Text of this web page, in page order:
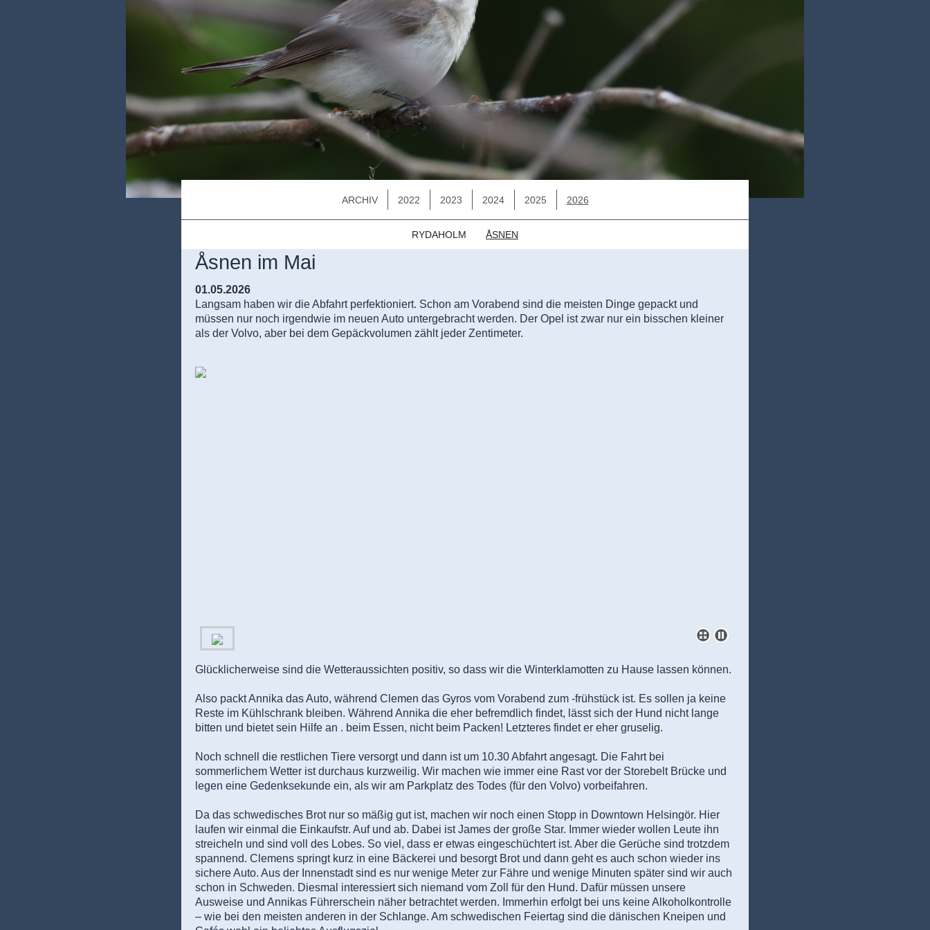
ARCHIV 2022 2023 2024 2025 2026
RYDAHOLM ÅSNEN
Åsnen im Mai
01.05.2026
Langsam haben wir die Abfahrt perfektioniert. Schon am Vorabend sind die meisten Dinge gepackt und
müssen nur noch irgendwie im neuen Auto untergebracht werden. Der Opel ist zwar nur ein bisschen kleiner
als der Volvo, aber bei dem Gepäckvolumen zählt jeder Zentimeter.
Glücklicherweise sind die Wetteraussichten positiv, so dass wir die Winterklamotten zu Hause lassen können.
Also packt Annika das Auto, während Clemen das Gyros vom Vorabend zum -frühstück ist. Es sollen ja keine
Reste im Kühlschrank bleiben. Während Annika die eher befremdlich findet, lässt sich der Hund nicht lange
bitten und bietet sein Hilfe an . beim Essen, nicht beim Packen! Letzteres findet er eher gruselig.
Noch schnell die restlichen Tiere versorgt und dann ist um 10.30 Abfahrt angesagt. Die Fahrt bei
sommerlichem Wetter ist durchaus kurzweilig. Wir machen wie immer eine Rast vor der Storebelt Brücke und
legen eine Gedenksekunde ein, als wir am Parkplatz des Todes (für den Volvo) vorbeifahren.
Da das schwedisches Brot nur so mäßig gut ist, machen wir noch einen Stopp in Downtown Helsingör. Hier
laufen wir einmal die Einkaufstr. Auf und ab. Dabei ist James der große Star. Immer wieder wollen Leute ihn
streicheln und sind voll des Lobes. So viel, dass er etwas eingeschüchtert ist. Aber die Gerüche sind trotzdem
spannend. Clemens springt kurz in eine Bäckerei und besorgt Brot und dann geht es auch schon wieder ins
sichere Auto. Aus der Innenstadt sind es nur wenige Meter zur Fähre und wenige Minuten später sind wir auch
schon in Schweden. Diesmal interessiert sich niemand vom Zoll für den Hund. Dafür müssen unsere
Ausweise und Annikas Führerschein näher betrachtet werden. Immerhin erfolgt bei uns keine Alkoholkontrolle
– wie bei den meisten anderen in der Schlange. Am schwedischen Feiertag sind die dänischen Kneipen und